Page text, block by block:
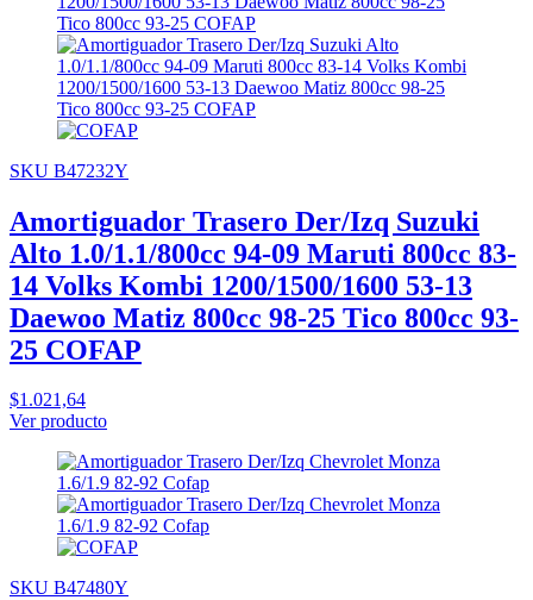
SKU B47232Y
Amortiguador Trasero Der/Izq Suzuki
Alto 1.0/1.1/800cc 94-09 Maruti 800cc 83-
14 Volks Kombi 1200/1500/1600 53-13
Daewoo Matiz 800cc 98-25 Tico 800cc 93-
25 COFAP
$1.021,64
Ver producto
SKU B47480Y